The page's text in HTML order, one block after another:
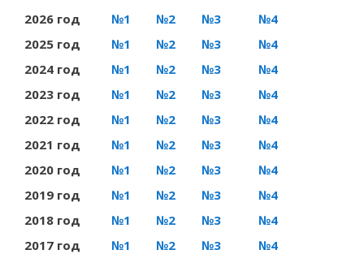
2026 год №1 №2 №3
№4
2025 год
№1 №2 №3
№4
2024 год
№1 №2 №3
№4
2023 год
№1 №2 №3
№4
2022 год
№1 №2 №3
№4
2021 год
№1 №2 №3
№4
2020 год
№1 №2 №3
№4
2019 год
№1 №2 №3
№4
2018 год
№1 №2 №3
№4
2017 год
№1 №2 №3
№4